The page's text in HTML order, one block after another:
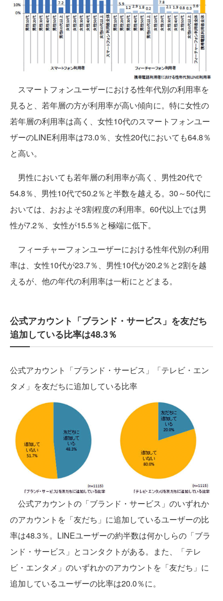
スマートフォンユーザーにおける性年代別の利用率を
見ると、若年層の方が利用率が高い傾向に。特に女性の
若年層の利用率は高く、女性10代のスマートフォンユー
ザーのLINE利用率は73.0％、女性20代においても64.8％
と高い。
男性においても若年層の利用率が高く、男性20代で
54.8％、男性10代で50.2％と半数を越える。30～50代に
おいては、おおよそ3割程度の利用率。60代以上では男
性が7.2％、女性が15.5％と極端に低下。
フィーチャーフォンユーザーにおける性年代別の利用
率は、女性10代が23.7％、男性10代が20.2％と2割を越
えるが、他の年代の利用率は一桁にとどまる。
公式アカウント「ブランド・サービス」を友だち
追加している比率は48.3％
公式アカウント「ブランド・サービス」「テレビ・エン
タメ」を友だちに追加している比率
公式アカウントの「ブランド・サービス」のいずれか
のアカウントを「友だち」に追加しているユーザーの比
率は48.3％。LINEユーザーの約半数は何かしらの「ブラ
ンド・サービス」とコンタクトがある。また、「テレ
ビ・エンタメ」のいずれかのアカウントを「友だち」に
追加しているユーザーの比率は20.0％に。